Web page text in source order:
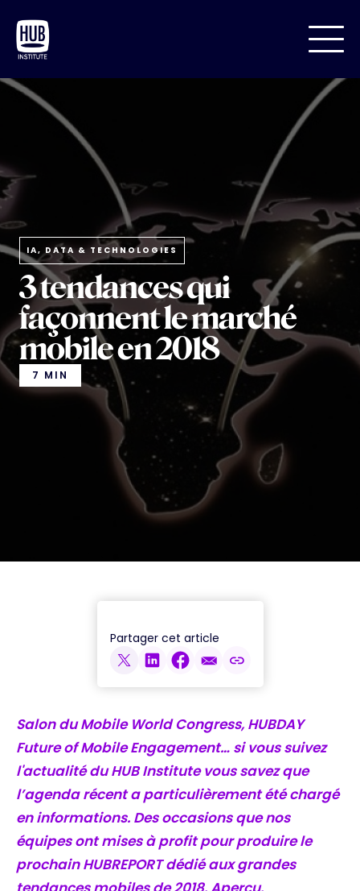
IA, DATA & TECHNOLOGIES
3 tendances qui
façonnent le marché
mobile en 2018
7 MIN
Partager cet article
Salon du Mobile World Congress, HUBDAY
Future of Mobile Engagement… si vous suivez
l'actualité du HUB Institute vous savez que
l’agenda récent a particulièrement été chargé
en informations. Des occasions que nos
équipes ont mises à profit pour produire le
prochain HUBREPORT dédié aux grandes